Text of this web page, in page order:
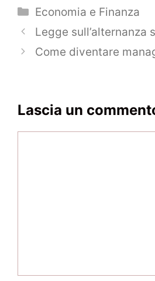
Categorie
Economia e Finanza
Navigazione
articolo
Legge sull’alternanza
Come diventare
Lascia un